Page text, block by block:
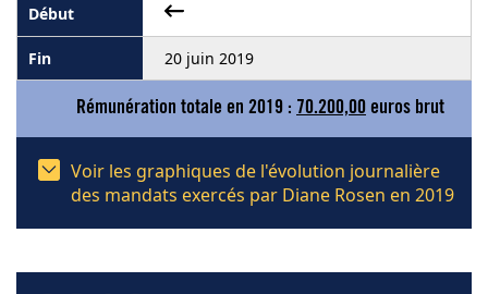
20 juin 2019
Rémunération totale en 2019 : 70.200,00 euros brut
Voir les graphiques de l'évolution journalière
des mandats exercés par Diane Rosen en 2019